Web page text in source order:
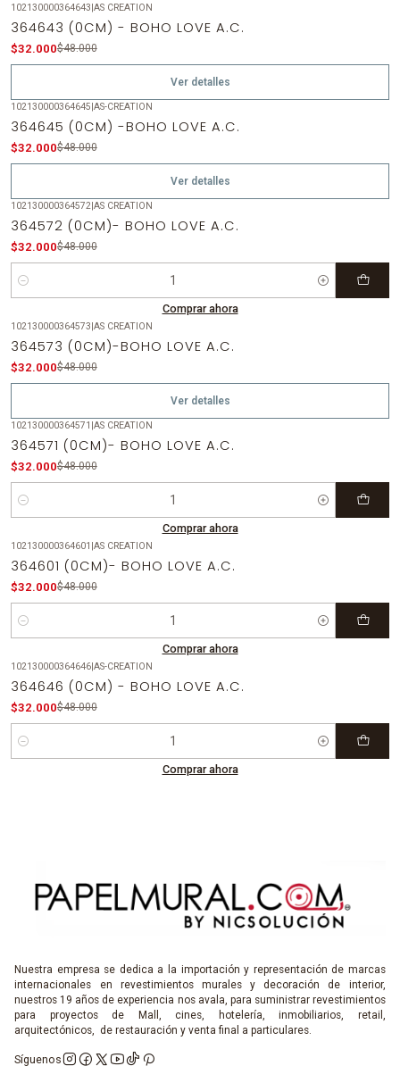
-33%
OFF
Agotado
102130000364643|AS CREATION
364643 (0CM) - BOHO LOVE A.C.
$32.000$48.000
Ver detalles
-33%
OFF
Agotado
102130000364645|AS-CREATION
364645 (0CM) -BOHO LOVE A.C.
$32.000$48.000
Ver detalles
-33% OFF
102130000364572|AS CREATION
364572 (0CM)- BOHO LOVE A.C.
$32.000$48.000
Cantidad
Comprar ahora
-33%
OFF
Agotado
102130000364573|AS CREATION
364573 (0CM)-BOHO LOVE A.C.
$32.000$48.000
Ver detalles
-33% OFF
102130000364571 |AS CREATION
364571 (0CM)- BOHO LOVE A.C.
$32.000$48.000
Cantidad
Comprar ahora
-33% OFF
102130000364601 |AS CREATION
364601 (0CM)- BOHO LOVE A.C.
$32.000$48.000
Cantidad
Comprar ahora
-33% OFF
102130000364646|AS-CREATION
364646 (0CM) - BOHO LOVE A.C.
$32.000$48.000
Cantidad
Comprar ahora
Nuestra empresa se dedica a la importación y representación de marcas
internacionales en revestimientos murales y decoración de interior,
nuestros 19 años de experiencia nos avala, para suministrar revestimientos
para proyectos de Mall, cines, hotelería, inmobiliarios, retail,
arquitectónicos, de restauración y venta final a particulares.
Síguenos